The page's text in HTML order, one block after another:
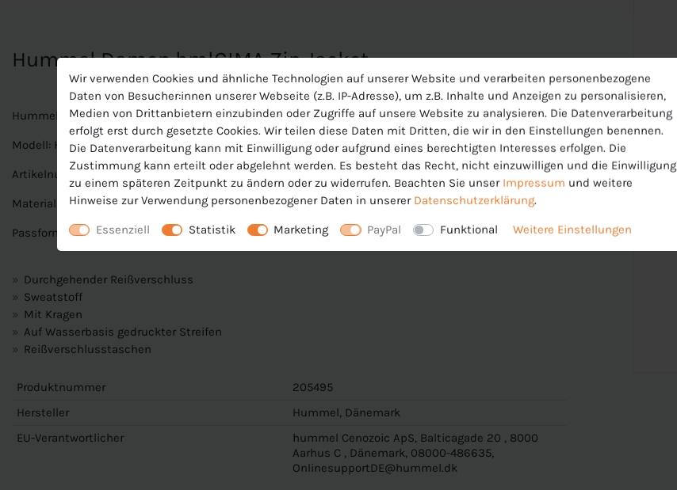
Hummel Damen hmlCIMA Zip Jacket
Hummel Damen hmlCIMA Zip Jacket
Modell: Hummel hmlCIMA Zip Jacket Woman
Artikelnummer: 205495
Material: 100 % Polyester
Passform: Small-Fit (eng geschnitten)
Durchgehender Reißverschluss
Sweatstoff
Mit Kragen
Auf Wasserbasis gedruckter Streifen
Reißverschlusstaschen
Produktnummer
205495
Hersteller
Hummel, Dänemark
EU-Verantwortlicher
hummel Cenozoic ApS, Balticagade 20 , 8000
Aarhus C , Dänemark, 08000-486635,
OnlinesupportDE@hummel.dk
Wir verwenden Cookies und ähnliche Technologien auf unserer Website und verarbeiten personenbezogene
Daten von Besucher:innen unserer Webseite (z.B. IP-Adresse), um z.B. Inhalte und Anzeigen zu personalisieren,
Medien von Drittanbietern einzubinden oder Zugriffe auf unsere Website zu analysieren. Die Datenverarbeitung
erfolgt erst durch gesetzte Cookies. Wir teilen diese Daten mit Dritten, die wir in den Einstellungen benennen.
Die Datenverarbeitung kann mit Einwilligung oder aufgrund eines berechtigten Interesses erfolgen. Die
Zustimmung kann erteilt oder abgelehnt werden. Es besteht das Recht, nicht einzuwilligen und die Einwilligung
zu einem späteren Zeitpunkt zu ändern oder zu widerrufen. Beachten Sie unser Impressum und weitere
Hinweise zur Verwendung personenbezogener Daten in unserer Daten­schutz­erklärung.
Essenziell Statistik Marketing PayPal Funktional Weitere Einstellungen